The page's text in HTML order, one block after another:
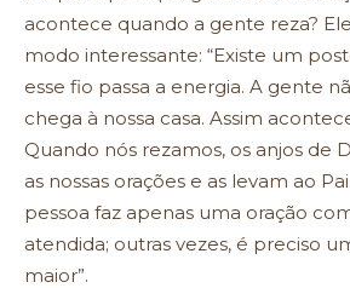
acontece quando a gente reza?
modo interessante: “Existe um
esse fio passa a energia. A gente
chega à nossa casa. Assim
Quando nós rezamos, os anjos de
as nossas orações e as levam ao
pessoa faz apenas uma oração
atendida; outras vezes, é preciso
maior”.